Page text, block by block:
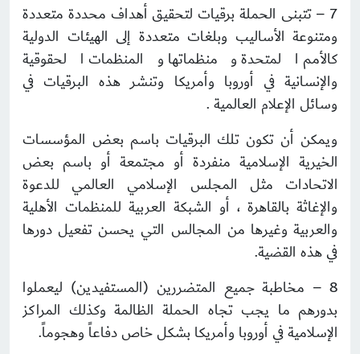
7 – تتبنى الحملة برقيات لتحقيق أهداف محددة متعددة
ومتنوعة الأساليب وبلغات متعددة إلى الهيئات الدولية
كالأمم المتحدة ومنظماتها والمنظمات الحقوقية
والإنسانية في أوروبا وأمريكا وتنشر هذه البرقيات في
وسائل الإعلام العالمية .
ويمكن أن تكون تلك البرقيات باسم بعض المؤسسات
الخيرية الإسلامية منفردة أو مجتمعة أو باسم بعض
الاتحادات مثل المجلس الإسلامي العالمي للدعوة
والإغاثة بالقاهرة ، أو الشبكة العربية للمنظمات الأهلية
والعربية وغيرها من المجالس التي يحسن تفعيل دورها
في هذه القضية.
8 – مخاطبة جميع المتضررين (المستفيدين) ليعملوا
بدورهم ما يجب تجاه الحملة الظالمة وكذلك المراكز
الإسلامية في أوروبا وأمريكا بشكل خاص دفاعاً وهجوماً.